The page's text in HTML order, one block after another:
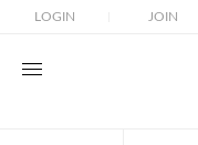
LOGIN JOIN